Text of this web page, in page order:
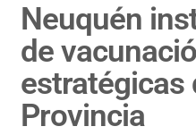
Neuquén
de
estratégicas
Provincia